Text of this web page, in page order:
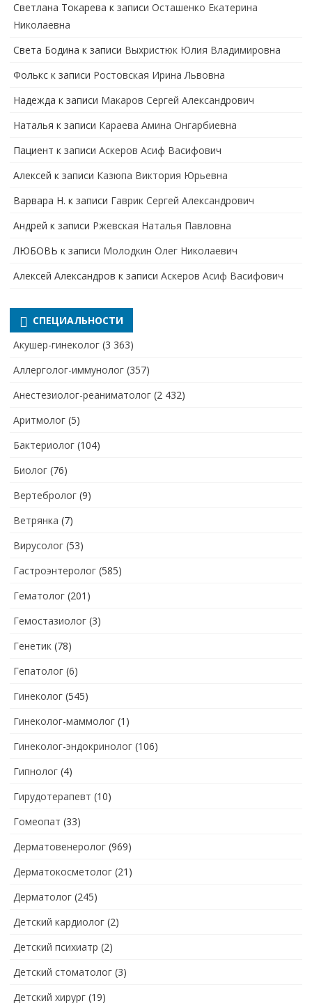
Cветлана Токарева к записи Осташенко Екатерина
Николаевна
Света Бодина к записи Выхристюк Юлия Владимировна
Фолькс к записи Ростовская Ирина Львовна
Надежда к записи Макаров Сергей Александрович
Наталья к записи Караева Амина Онгарбиевна
Пациент к записи Аскеров Асиф Васифович
Алексей к записи Казюпа Виктория Юрьевна
Варвара Н. к записи Гаврик Сергей Александрович
Андрей к записи Ржевская Наталья Павловна
ЛЮБОВЬ к записи Молодкин Олег Николаевич
Алексей Александров к записи Аскеров Асиф Васифович
СПЕЦИАЛЬНОСТИ
Акушер-гинеколог (3 363)
Аллерголог-иммунолог (357)
Анестезиолог-реаниматолог (2 432)
Аритмолог (5)
Бактериолог (104)
Биолог (76)
Вертебролог (9)
Ветрянка (7)
Вирусолог (53)
Гастроэнтеролог (585)
Гематолог (201)
Гемостазиолог (3)
Генетик (78)
Гепатолог (6)
Гинеколог (545)
Гинеколог-маммолог (1)
Гинеколог-эндокринолог (106)
Гипнолог (4)
Гирудотерапевт (10)
Гомеопат (33)
Дерматовенеролог (969)
Дерматокосметолог (21)
Дерматолог (245)
Детский кардиолог (2)
Детский психиатр (2)
Детский стоматолог (3)
Детский хирург (19)